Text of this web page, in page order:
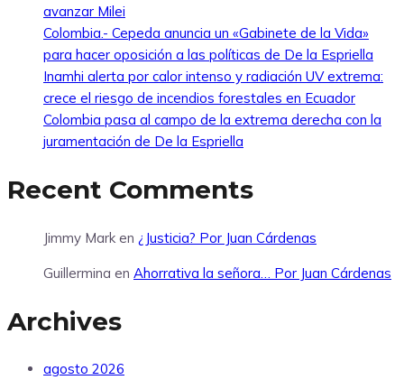
avanzar Milei
Colombia.- Cepeda anuncia un «Gabinete de la Vida»
para hacer oposición a las políticas de De la Espriella
Inamhi alerta por calor intenso y radiación UV extrema:
crece el riesgo de incendios forestales en Ecuador
Colombia pasa al campo de la extrema derecha con la
juramentación de De la Espriella
Recent Comments
Jimmy Mark en ¿Justicia? Por Juan Cárdenas
Guillermina en Ahorrativa la señora… Por Juan Cárdenas
Archives
agosto 2026